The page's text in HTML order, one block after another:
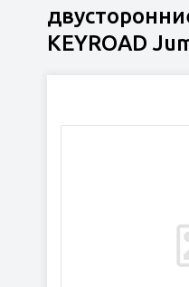
KEYROAD